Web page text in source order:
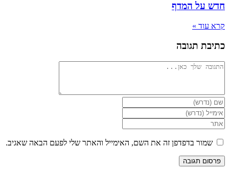
חדש על המדף
קרא עוד »
כתיבת תגובה
להגיב
הזן
את
השם
שלך
או
שם
משתמש
כדי
הזן
את
כתובת
דואר
האלקטרוני
שלך
כדי
הזן
את
כתובת
האינטרנט
שלך
שמור בדפדפן זה את השם, האימייל והאתר שלי לפעם הבאה שאגיב.